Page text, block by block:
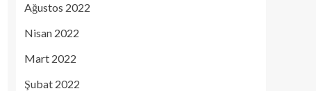
Ağustos 2022
Nisan 2022
Mart 2022
Şubat 2022